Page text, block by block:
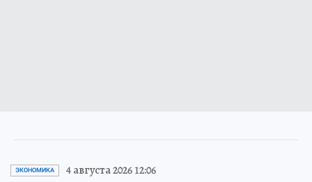
ЭКОНОМИКА 4 августа 2026 12:06